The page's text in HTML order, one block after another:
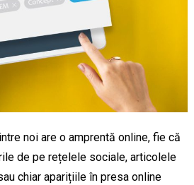
noi are o amprentă online, fie că
de pe rețelele sociale, articolele
chiar aparițiile în presa online